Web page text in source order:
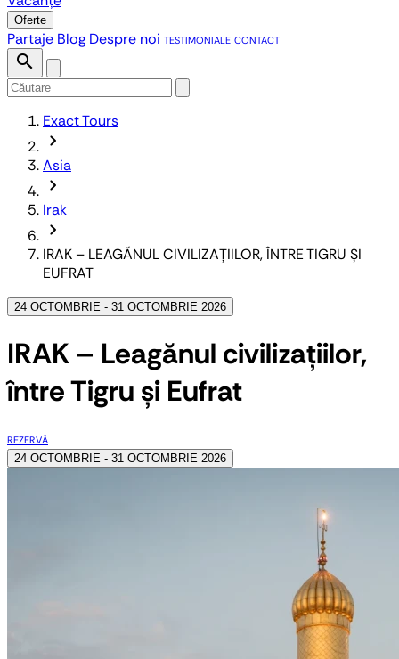
Oferte
Partaje Blog Despre noi TESTIMONIALE CONTACT
search
Exact Tours
chevron_forward
Asia
chevron_forward
Irak
chevron_forward
IRAK – LEAGĂNUL CIVILIZAȚIILOR, ÎNTRE TIGRU ȘI
EUFRAT
24 OCTOMBRIE - 31 OCTOMBRIE 2026
IRAK – Leagănul civilizațiilor,
între Tigru și Eufrat
REZERVĂ
24 OCTOMBRIE - 31 OCTOMBRIE 2026